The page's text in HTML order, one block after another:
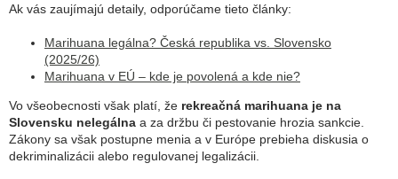
Ak vás zaujímajú detaily, odporúčame tieto články:
Marihuana legálna? Česká republika vs. Slovensko
(2025/26)
Marihuana v EÚ – kde je povolená a kde nie?
Vo všeobecnosti však platí, že rekreačná marihuana je na
Slovensku nelegálna a za držbu či pestovanie hrozia sankcie.
Zákony sa však postupne menia a v Európe prebieha diskusia o
dekriminalizácii alebo regulovanej legalizácii.